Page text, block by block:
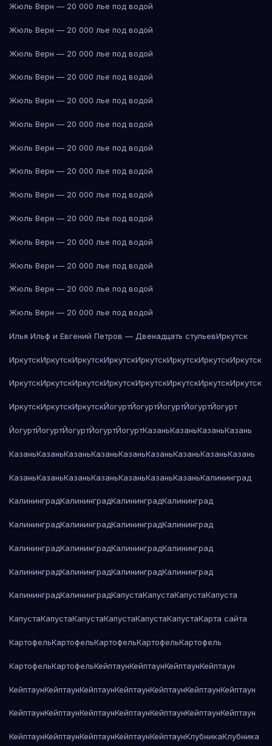
Жюль Верн — 20 000 лье под водой
Жюль Верн — 20 000 лье под водой
Жюль Верн — 20 000 лье под водой
Жюль Верн — 20 000 лье под водой
Жюль Верн — 20 000 лье под водой
Жюль Верн — 20 000 лье под водой
Жюль Верн — 20 000 лье под водой
Жюль Верн — 20 000 лье под водой
Жюль Верн — 20 000 лье под водой
Жюль Верн — 20 000 лье под водой
Жюль Верн — 20 000 лье под водой
Жюль Верн — 20 000 лье под водой
Жюль Верн — 20 000 лье под водой
Жюль Верн — 20 000 лье под водой
Илья Ильф и Евгений Петров — Двенадцать стульевИркутск
ИркутскИркутскИркутскИркутскИркутскИркутскИркутскИркутск
ИркутскИркутскИркутскИркутскИркутскИркутскИркутскИркутск
ИркутскИркутскИркутскЙогуртЙогуртЙогуртЙогуртЙогурт
ЙогуртЙогуртЙогуртЙогуртЙогуртКазаньКазаньКазаньКазань
КазаньКазаньКазаньКазаньКазаньКазаньКазаньКазаньКазань
КазаньКазаньКазаньКазаньКазаньКазаньКазаньКалининград
КалининградКалининградКалининградКалининград
КалининградКалининградКалининградКалининград
КалининградКалининградКалининградКалининград
КалининградКалининградКалининградКалининград
КалининградКалининградКапустаКапустаКапустаКапуста
КапустаКапустаКапустаКапустаКапустаКапустаКарта сайта
КартофельКартофельКартофельКартофельКартофель
КартофельКартофельКейптаунКейптаунКейптаунКейптаун
КейптаунКейптаунКейптаунКейптаунКейптаунКейптаунКейптаун
КейптаунКейптаунКейптаунКейптаунКейптаунКейптаунКейптаун
КейптаунКейптаунКейптаунКейптаунКейптаунКлубникаКлубника